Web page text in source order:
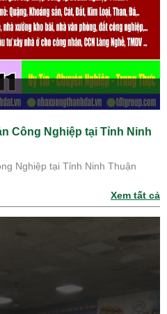
Công Nghiệp tại Tỉnh Ninh
Nghiệp tại Tỉnh Ninh Thuận
Xem tất cả